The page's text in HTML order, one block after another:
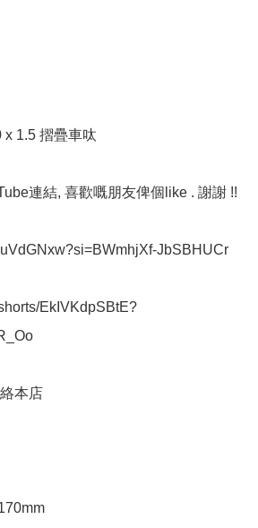
x 1.5 摺疊車呔
連結, 喜歡嘅朋友俾個like . 謝謝 !!
JbSBHUCr
EkIVKdpSBtE?
本店